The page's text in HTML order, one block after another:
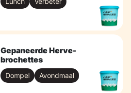
Gepaneerde Herve-
brochettes
Dompel Avondmaal